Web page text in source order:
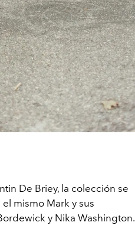
De Briey, la colección se
mismo Mark y sus
y Nika Washington.